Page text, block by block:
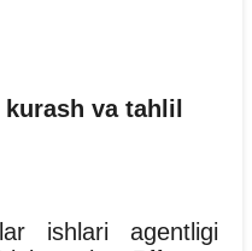
va tahlil
ishlari agentligi